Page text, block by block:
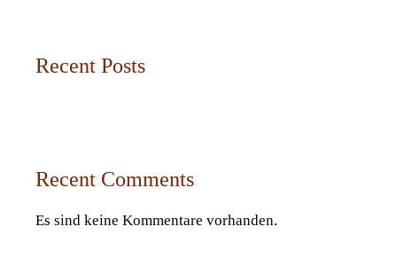
Recent Posts
Recent Comments
Es sind keine Kommentare vorhanden.